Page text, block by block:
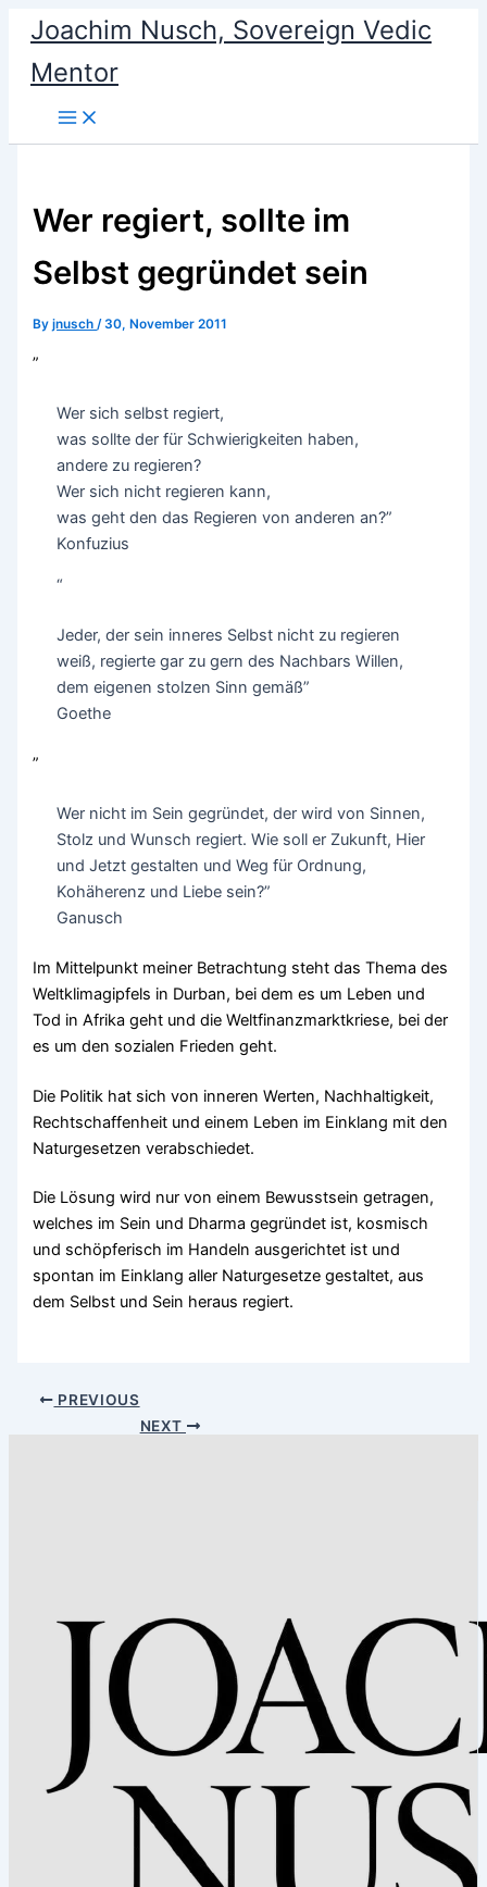
content
Joachim Nusch, Sovereign Vedic
Mentor
Wer regiert, sollte im
Selbst gegründet sein
Byjnusch/30, November 2011
”
Wer sich selbst regiert,
was sollte der für Schwierigkeiten haben,
andere zu regieren?
Wer sich nicht regieren kann,
was geht den das Regieren von anderen an?”
Konfuzius
“
Jeder, der sein inneres Selbst nicht zu regieren
weiß, regierte gar zu gern des Nachbars Willen,
dem eigenen stolzen Sinn gemäß”
Goethe
”
Wer nicht im Sein gegründet, der wird von Sinnen,
Stolz und Wunsch regiert. Wie soll er Zukunft, Hier
und Jetzt gestalten und Weg für Ordnung,
Kohäherenz und Liebe sein?”
Ganusch
Im Mittelpunkt meiner Betrachtung steht das Thema des
Weltklimagipfels in Durban, bei dem es um Leben und
Tod in Afrika geht und die Weltfinanzmarktkriese, bei der
es um den sozialen Frieden geht.
Die Politik hat sich von inneren Werten, Nachhaltigkeit,
Rechtschaffenheit und einem Leben im Einklang mit den
Naturgesetzen verabschiedet.
Die Lösung wird nur von einem Bewusstsein getragen,
welches im Sein und Dharma gegründet ist, kosmisch
und schöpferisch im Handeln ausgerichtet ist und
spontan im Einklang aller Naturgesetze gestaltet, aus
dem Selbst und Sein heraus regiert.
PREVIOUS
NEXT